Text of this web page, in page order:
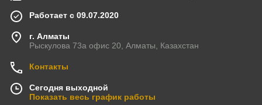
Работает с 09.07.2020
г. Алматы
Рыскулова 73а офис 20, Алматы, Казахстан
Контакты
Сегодня выходной
Показать весь график работы